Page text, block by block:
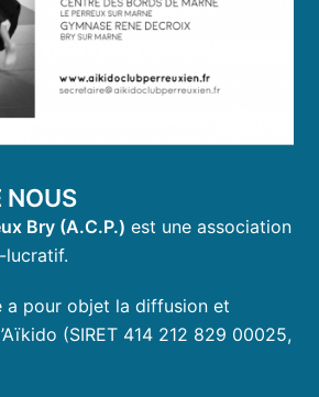
NOUS
Bry (A.C.P.) est une association
lucratif.
a pour objet la diffusion et
(SIRET 414 212 829 00025,